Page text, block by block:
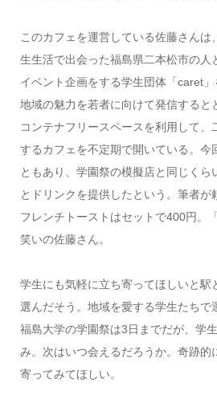
このカフェを運営している佐藤さんは
生生活で出会った福島県二本松市の人
イベント企画をする学生団体「caret」
地域の魅力を若者に向けて発信すると
コンテナフリースペースを利用して、
するカフェを不定期で開いている。今
ともあり、学園祭の模擬店と同じくら
とドリンクを提供したという。筆者が
フレンチトーストはセットで400円。
笑いの佐藤さん。
学生にも気軽に立ち寄ってほしいと駅
選んだそう。地域を愛する学生たちで
福島大学の学園祭は3日までだが、学
み。次はいつ会えるだろうか。奇跡的
寄ってみてほしい。